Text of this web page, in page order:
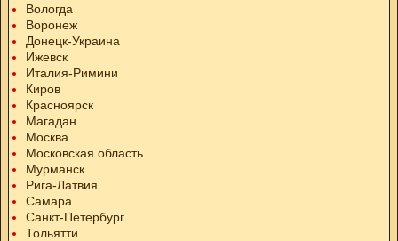
Вологда
Воронеж
Донецк-Украина
Ижевск
Италия-Римини
Киров
Красноярск
Магадан
Москва
Московская область
Мурманск
Рига-Латвия
Самара
Санкт-Петербург
Тольятти